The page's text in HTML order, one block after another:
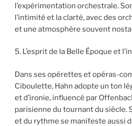
l’expérimentation orchestrale.
l’intimité et la clarté, avec des
et une atmosphère souvent
5. L’esprit de la Belle Époque et
Dans ses opérettes et opéras-
Ciboulette, Hahn adopte un ton
et d’ironie, influencé par
parisienne du tournant du siècle.
et du rythme se manifeste aussi